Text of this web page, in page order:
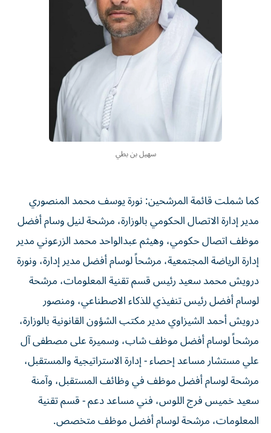
سهيل بن بطي
كما شملت قائمة المرشحين: نورة يوسف محمد المنصوري
مدير إدارة الاتصال الحكومي بالوزارة، مرشحة لنيل وسام أفضل
موظف اتصال حكومي، وهيثم عبدالواحد محمد الزرعوني مدير
إدارة الرياضة المجتمعية، مرشحاً لوسام أفضل مدير إدارة، ونورة
درويش محمد سعيد رئيس قسم تقنية المعلومات، مرشحة
لوسام أفضل رئيس تنفيذي للذكاء الاصطناعي، ومنصور
درويش أحمد الشيزاوي مدير مكتب الشؤون القانونية بالوزارة،
مرشحاً لوسام أفضل موظف شاب، وسميرة على مصطفى آل
علي مستشار مساعد إحصاء - إدارة الاستراتيجية والمستقبل،
مرشحة لوسام أفضل موظف في وظائف المستقبل، وآمنة
سعيد خميس فرج اللوس، فني مساعد دعم - قسم تقنية
المعلومات، مرشحة لوسام أفضل موظف متخصص.